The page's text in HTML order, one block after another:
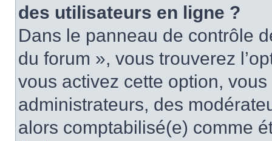
des utilisateurs en ligne ?
Dans le panneau de contrôle
du forum », vous trouverez
vous activez cette option,
administrateurs, des
alors comptabilisé(e) comme